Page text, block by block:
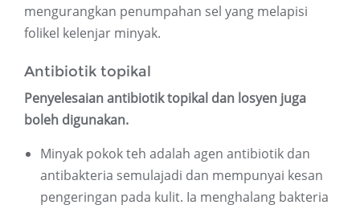
mengurangkan penumpahan sel yang melapisi
folikel kelenjar minyak.
Antibiotik topikal
Penyelesaian antibiotik topikal dan losyen juga
boleh digunakan.
Minyak pokok teh adalah agen antibiotik dan
antibakteria semulajadi dan mempunyai kesan
pengeringan pada kulit. Ia menghalang bakteria